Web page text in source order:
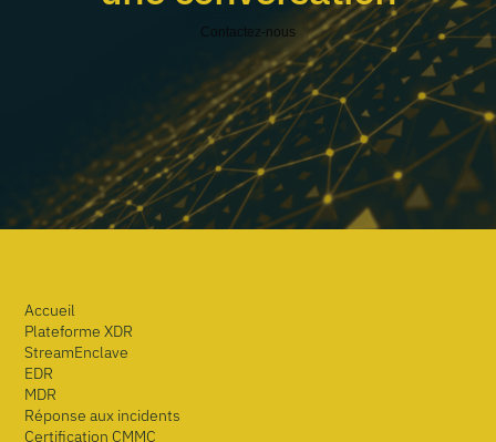
Contactez-nous
Accueil
Plateforme XDR
StreamEnclave
EDR
MDR
Réponse aux incidents
Certification CMMC